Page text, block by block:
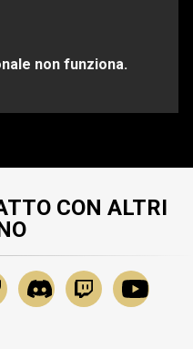
non funziona.
essere già
al nostroTeam di
CON ALTRI